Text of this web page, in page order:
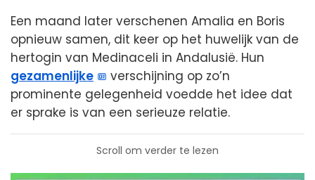
Een maand later verschenen Amalia en Boris
opnieuw samen, dit keer op het huwelijk van de
hertogin van Medinaceli in Andalusië. Hun
gezamenlijke
verschijning op zo’n
prominente gelegenheid voedde het idee dat
er sprake is van een serieuze relatie.
Scroll om verder te lezen